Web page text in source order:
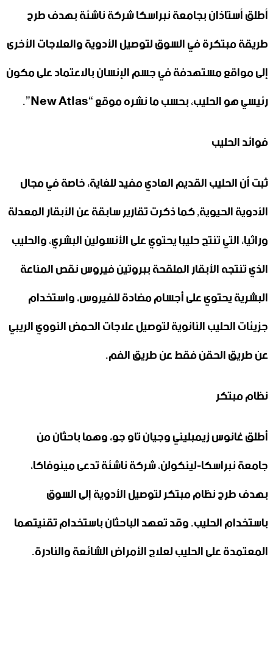
أطلق أستاذان بجامعة نبراسكا شركة ناشئة بهدف طرح
طريقة مبتكرة في السوق لتوصيل الأدوية والعلاجات الأخرى
إلى مواقع مستهدفة في جسم الإنسان بالاعتماد على مكون
رئيسي هو الحليب، بحسب ما نشره موقع “New Atlas”.
فوائد الحليب
ثبت أن الحليب القديم العادي مفيد للغاية، خاصة في مجال
الأدوية الحيوية, كما ذكرت تقارير سابقة عن الأبقار المعدلة
وراثيا، التي تنتج حليبا يحتوي على الأنسولين البشري، والحليب
الذي تنتجه الأبقار الملقحة ببروتين فيروس نقص المناعة
البشرية يحتوي على أجسام مضادة للفيروس، واستخدام
جزيئات الحليب النانوية لتوصيل علاجات الحمض النووي الريبي
عن طريق الحقن فقط عن طريق الفم.
نظام مبتكر
أطلق غانوس زيمبليني وجيان تاو جو، وهما باحثان من
جامعة نبراسكا-لينكولن، شركة ناشئة تدعى مينوفاكا،
بهدف طرح نظام مبتكر لتوصيل الأدوية إلى السوق
باستخدام الحليب. وقد تعهد الباحثان باستخدام تقنيتهما
المعتمدة على الحليب لعلاج الأمراض الشائعة والنادرة.